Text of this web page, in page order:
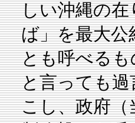
しい沖縄の在
ば」を最大公
とも呼べる
と言っても
こし、政府（